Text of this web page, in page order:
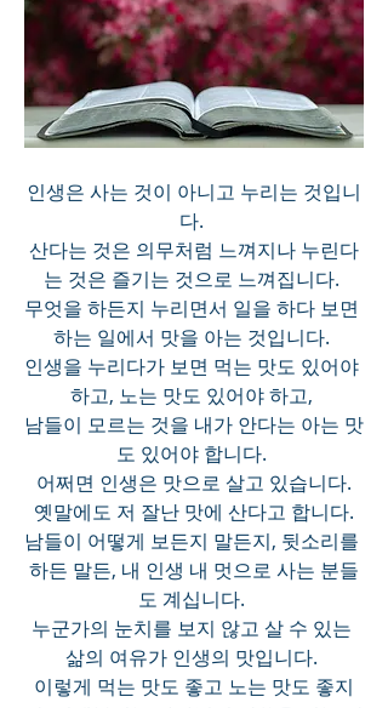
인생은 사는 것이 아니고 누리는 것입니
다.
산다는 것은 의무처럼 느껴지나 누린다
는 것은 즐기는 것으로 느껴집니다.
무엇을 하든지 누리면서 일을 하다 보면
하는 일에서 맛을 아는 것입니다.
인생을 누리다가 보면 먹는 맛도 있어야
하고, 노는 맛도 있어야 하고,
남들이 모르는 것을 내가 안다는 아는 맛
도 있어야 합니다.
어쩌면 인생은 맛으로 살고 있습니다.
옛말에도 저 잘난 맛에 산다고 합니다.
남들이 어떻게 보든지 말든지, 뒷소리를
하든 말든, 내 인생 내 멋으로 사는 분들
도 계십니다.
누군가의 눈치를 보지 않고 살 수 있는
삶의 여유가 인생의 맛입니다.
이렇게 먹는 맛도 좋고 노는 맛도 좋지